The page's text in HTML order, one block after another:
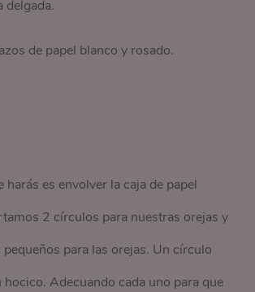
delgada.
de papel blanco y rosado.
harás es envolver la caja de papel
2 círculos para nuestras orejas y
para las orejas. Un círculo
hocico. Adecuando cada uno para que